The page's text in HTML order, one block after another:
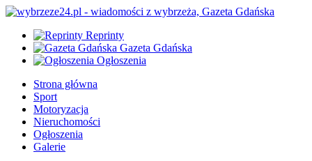
Reprinty
Gazeta Gdańska
Ogłoszenia
Strona główna
Sport
Motoryzacja
Nieruchomości
Ogłoszenia
Galerie